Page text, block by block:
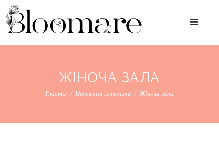
ЖІНОЧА ЗАЛА
Главная Ногтевая эстетика Жіноча зала